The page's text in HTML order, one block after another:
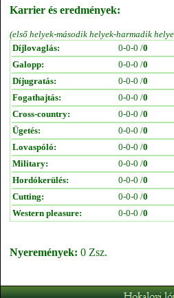
Karrier és eredmények:
(első helyek-második helyek-harmadik
Díjlovaglás:
0-0-0 /0
Galopp:
0-0-0 /0
Díjugratás:
0-0-0 /0
Fogathajtás:
0-0-0 /0
Cross-country:
0-0-0 /0
Ügetés:
0-0-0 /0
Lovaspóló:
0-0-0 /0
Military:
0-0-0 /0
Hordókerülés:
0-0-0 /0
Cutting:
0-0-0 /0
Western pleasure:
0-0-0 /0
Nyeremények: 0 Zsz.